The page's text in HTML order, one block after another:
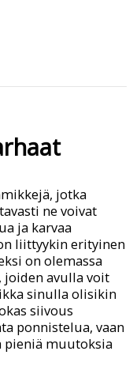
jotka
ne voivat
ja karvaa
liittyykin erityinen
on olemassa
joiden avulla voit
sinulla olisikin
siivous
ponnistelua, vaan
pieniä muutoksia